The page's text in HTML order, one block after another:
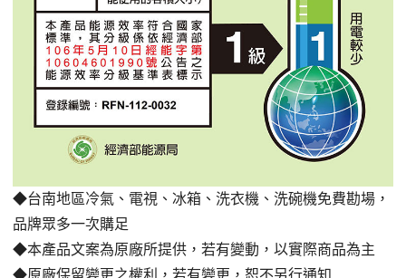
◆台南地區冷氣、電視、冰箱、洗衣機、洗碗機免費勘場 ，
品牌眾多一次購足
◆本產品文案為原廠所提供，若有變動，以實際商品為主